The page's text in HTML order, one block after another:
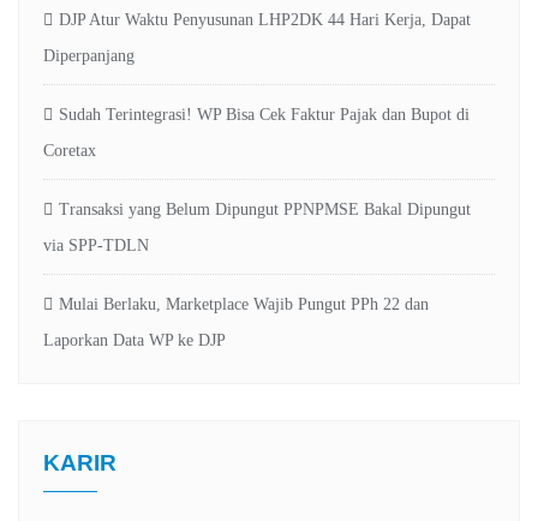
DJP Atur Waktu Penyusunan LHP2DK 44 Hari Kerja, Dapat
Diperpanjang
Sudah Terintegrasi! WP Bisa Cek Faktur Pajak dan Bupot di
Coretax
Transaksi yang Belum Dipungut PPNPMSE Bakal Dipungut
via SPP-TDLN
Mulai Berlaku, Marketplace Wajib Pungut PPh 22 dan
Laporkan Data WP ke DJP
KARIR